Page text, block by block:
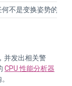
何不是变换姿势的动
并发出相关警
CPU 性能分析器